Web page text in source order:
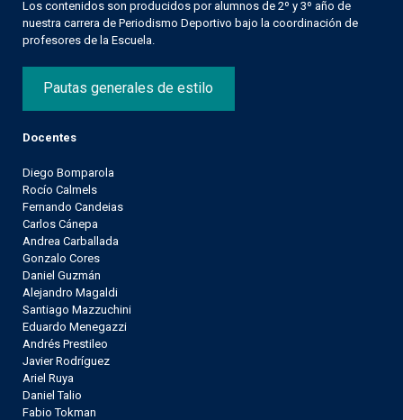
Los contenidos son producidos por alumnos de 2º y 3º año de
nuestra carrera de Periodismo Deportivo bajo la coordinación de
profesores de la Escuela.
Pautas generales de estilo
Docentes
Diego Bomparola
Rocío Calmels
Fernando Candeias
Carlos Cánepa
Andrea Carballada
Gonzalo Cores
Daniel Guzmán
Alejandro Magaldi
Santiago Mazzuchini
Eduardo Menegazzi
Andrés Prestileo
Javier Rodríguez
Ariel Ruya
Daniel Talio
Fabio Tokman